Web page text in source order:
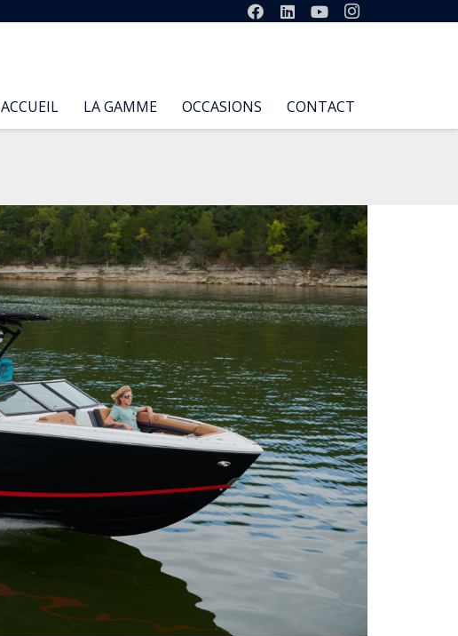
ACCUEIL LA GAMME OCCASIONS CONTACT